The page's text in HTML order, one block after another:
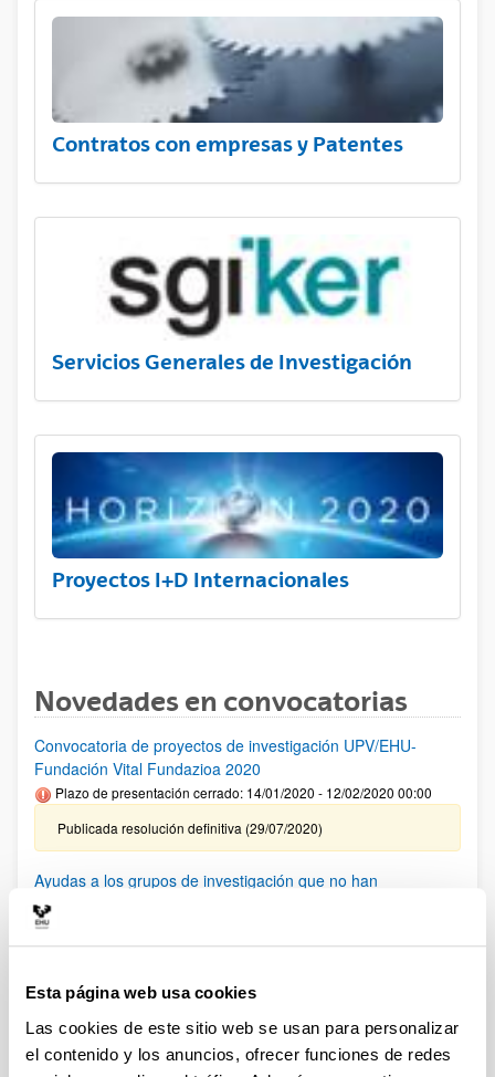
Esta página web usa cookies
Las cookies de este sitio web se usan para personalizar
el contenido y los anuncios, ofrecer funciones de redes
Contratos con empresas y Patentes
Servicios Generales de Investigación
Proyectos I+D Internacionales
Novedades en convocatorias
Convocatoria de proyectos de investigación UPV/EHU-
Fundación Vital Fundazioa 2020
Plazo de presentación cerrado: 14/01/2020 - 12/02/2020 00:00
Publicada resolución definitiva (29/07/2020)
Ayudas a los grupos de investigación que no han
conseguido financiación en convocatorias anteriores 2020
INVESTIGACIÓN CIENTIFICA SARS-CoV-2 y COVID-19
(2020)